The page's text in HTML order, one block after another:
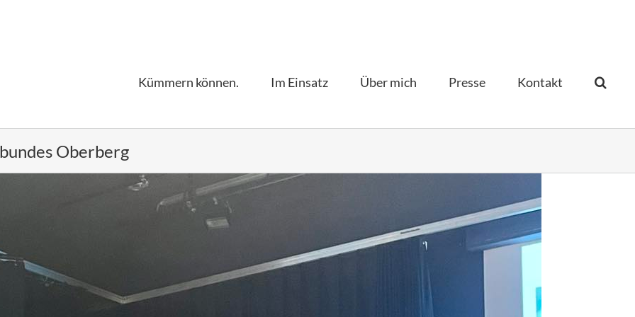
Kümmern können. Im Einsatz Über mich Presse Kontakt­
Oberberg